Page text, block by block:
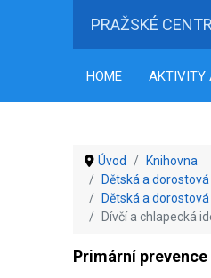
PRAŽSKÉ
HOME AKTIVITY
Úvod
Knihovna
Dětská a
Dětská a
Dívčí a chlapecká
Primární prevence